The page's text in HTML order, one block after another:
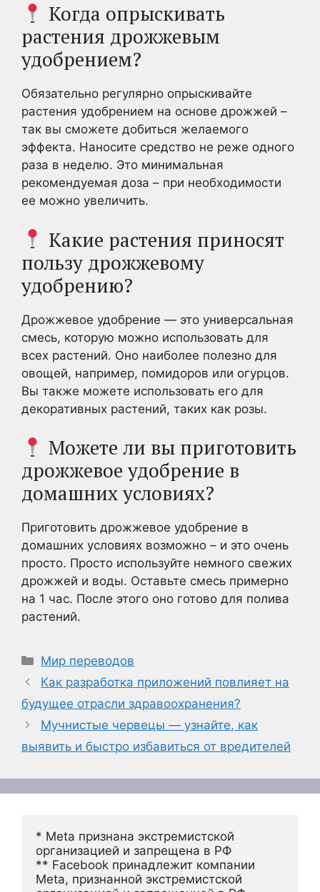
Когда опрыскивать
растения дрожжевым
удобрением?
Обязательно регулярно опрыскивайте
растения удобрением на основе дрожжей –
так вы сможете добиться желаемого
эффекта. Наносите средство не реже одного
раза в неделю. Это минимальная
рекомендуемая доза – при необходимости
ее можно увеличить.
Какие растения приносят
пользу дрожжевому
удобрению?
Дрожжевое удобрение — это универсальная
смесь, которую можно использовать для
всех растений. Оно наиболее полезно для
овощей, например, помидоров или огурцов.
Вы также можете использовать его для
декоративных растений, таких как розы.
Можете ли вы приготовить
дрожжевое удобрение в
домашних условиях?
Приготовить дрожжевое удобрение в
домашних условиях возможно – и это очень
просто. Просто используйте немного свежих
дрожжей и воды. Оставьте смесь примерно
на 1 час. После этого оно готово для полива
растений.
Рубрики
Мир переводов
Как разработка приложений повлияет на
будущее отрасли здравоохранения?
Мучнистые червецы — узнайте, как
выявить и быстро избавиться от вредителей
* Meta признана экстремистской
организацией и запрещена в РФ
** Facebook принадлежит компании
Meta, признанной экстремистской